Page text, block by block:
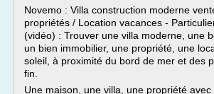
Novemo : Villa construction moderne
propriétés / Location vacances -
(vidéo) : Trouver une villa moderne, une
un bien immobilier, une propriété, une
soleil, à proximité du bord de mer et des
fin.
Une maison, une villa, une propriété